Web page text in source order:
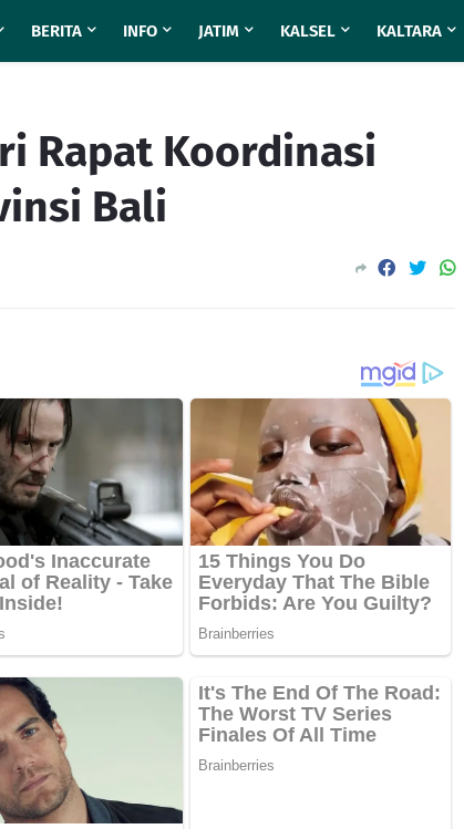
BERITA INFO JATIM KALSEL KALTARA
Rapat Koordinasi
Bali